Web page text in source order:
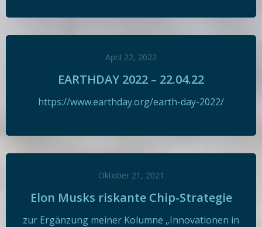
April 22, 2022
EARTHDAY 2022 – 22.04.22
https://www.earthday.org/earth-day-2022/
Oktober 21, 2021
Elon Musks riskante Chip-Strategie
zur Ergänzung meiner Kolumne „Innovationen in